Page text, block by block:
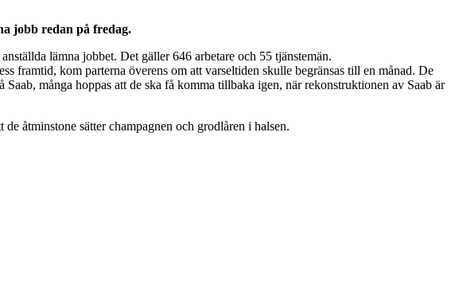
jobb redan på fredag.
lämna jobbet. Det gäller 646 arbetare och 55 tjänstemän.
framtid, kom parterna överens om att varseltiden skulle begränsas till en månad. De
många hoppas att de ska få komma tillbaka igen, när rekonstruktionen av Saab är
åtminstone sätter champagnen och grodlåren i halsen.